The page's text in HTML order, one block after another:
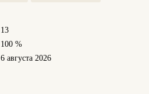
13
100 %
6 августа 2026